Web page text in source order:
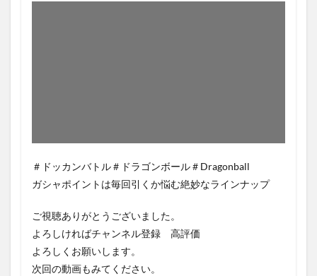
＃ドッカンバトル＃ドラゴンボール＃Dragonball
ガシャポイントは毎回引くか悩む絶妙なラインナップ
ご視聴ありがとうございました。
よろしければチャンネル登録 高評価
よろしくお願いします。
次回の動画もみてください。